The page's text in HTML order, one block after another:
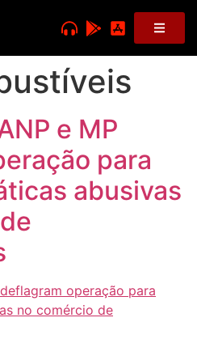
e MP
para
abusivas